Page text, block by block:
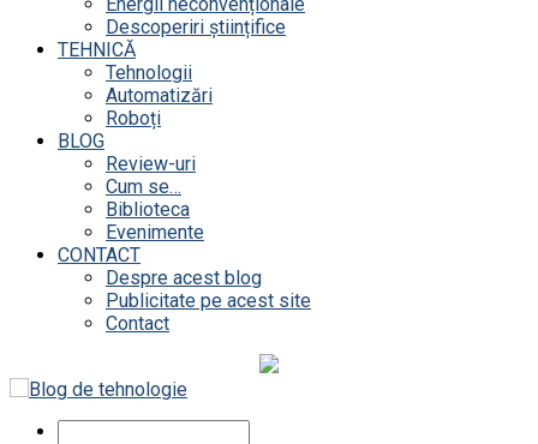
Descoperiri științifice
TEHNICĂ
Tehnologii
Automatizări
Roboți
BLOG
Review-uri
Cum se…
Biblioteca
Evenimente
CONTACT
Despre acest blog
Publicitate pe acest site
Contact